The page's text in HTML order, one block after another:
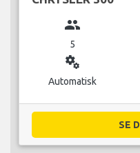
group
5
miscellaneous_services
Automatisk
SE